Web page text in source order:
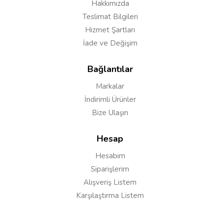
Hakkımızda
Teslimat Bilgileri
Hizmet Şartları
İade ve Değişim
Bağlantılar
Markalar
İndirimli Ürünler
Bize Ulaşın
Hesap
Hesabım
Siparişlerim
Alışveriş Listem
Karşılaştırma Listem